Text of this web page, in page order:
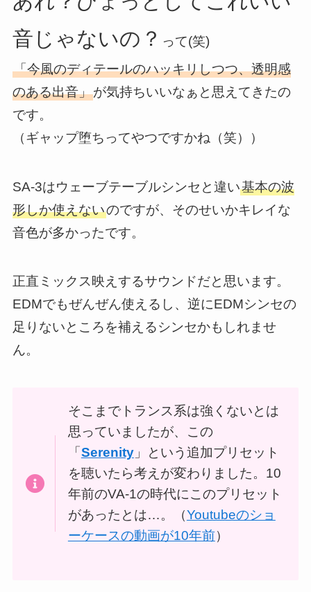
音じゃないの？ って(笑)
「今風のディテールのハッキリしつつ、透明感
のある出音」が気持ちいいなぁと思えてきたの
です。
（ギャップ堕ちってやつですかね（笑））
SA-3はウェーブテーブルシンセと違い基本の波
形しか使えないのですが、そのせいかキレイな
音色が多かったです。
正直ミックス映えするサウンドだと思います。
EDMでもぜんぜん使えるし、逆にEDMシンセの
足りないところを補えるシンセかもしれませ
ん。
そこまでトランス系は強くないとは
思っていましたが、この
「Serenity」という追加プリセット
を聴いたら考えが変わりました。10
年前のVA-1の時代にこのプリセット
があったとは…。（Youtubeのショ
ーケースの動画が10年前）